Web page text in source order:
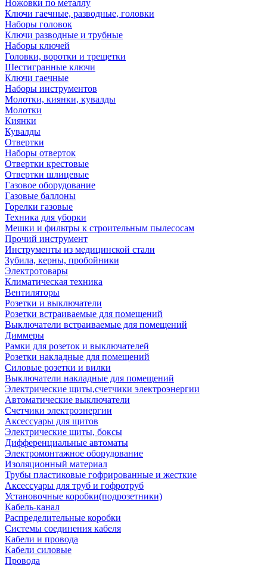
Ножовки по металлу
Ключи гаечные, разводные, головки
Наборы головок
Ключи разводные и трубные
Наборы ключей
Головки, воротки и трещетки
Шестигранные ключи
Ключи гаечные
Наборы инструментов
Молотки, киянки, кувалды
Молотки
Киянки
Кувалды
Отвертки
Наборы отверток
Отвертки крестовые
Отвертки шлицевые
Газовое оборудование
Газовые баллоны
Горелки газовые
Техника для уборки
Мешки и фильтры к строительным пылесосам
Прочий инструмент
Инструменты из медицинской стали
Зубила, керны, пробойники
Электротовары
Климатическая техника
Вентиляторы
Розетки и выключатели
Розетки встраиваемые для помещений
Выключатели встраиваемые для помещений
Диммеры
Рамки для розеток и выключателей
Розетки накладные для помещений
Силовые розетки и вилки
Выключатели накладные для помещений
Электрические щиты,счетчики электроэнергии
Автоматические выключатели
Счетчики электроэнергии
Аксессуары для щитов
Электрические щиты, боксы
Дифференциальные автоматы
Электромонтажное оборудование
Изоляционный материал
Трубы пластиковые гофрированные и жесткие
Аксессуары для труб и гофротруб
Установочные коробки(подрозетники)
Кабель-канал
Распределительные коробки
Системы соединения кабеля
Кабели и провода
Кабели силовые
Провода